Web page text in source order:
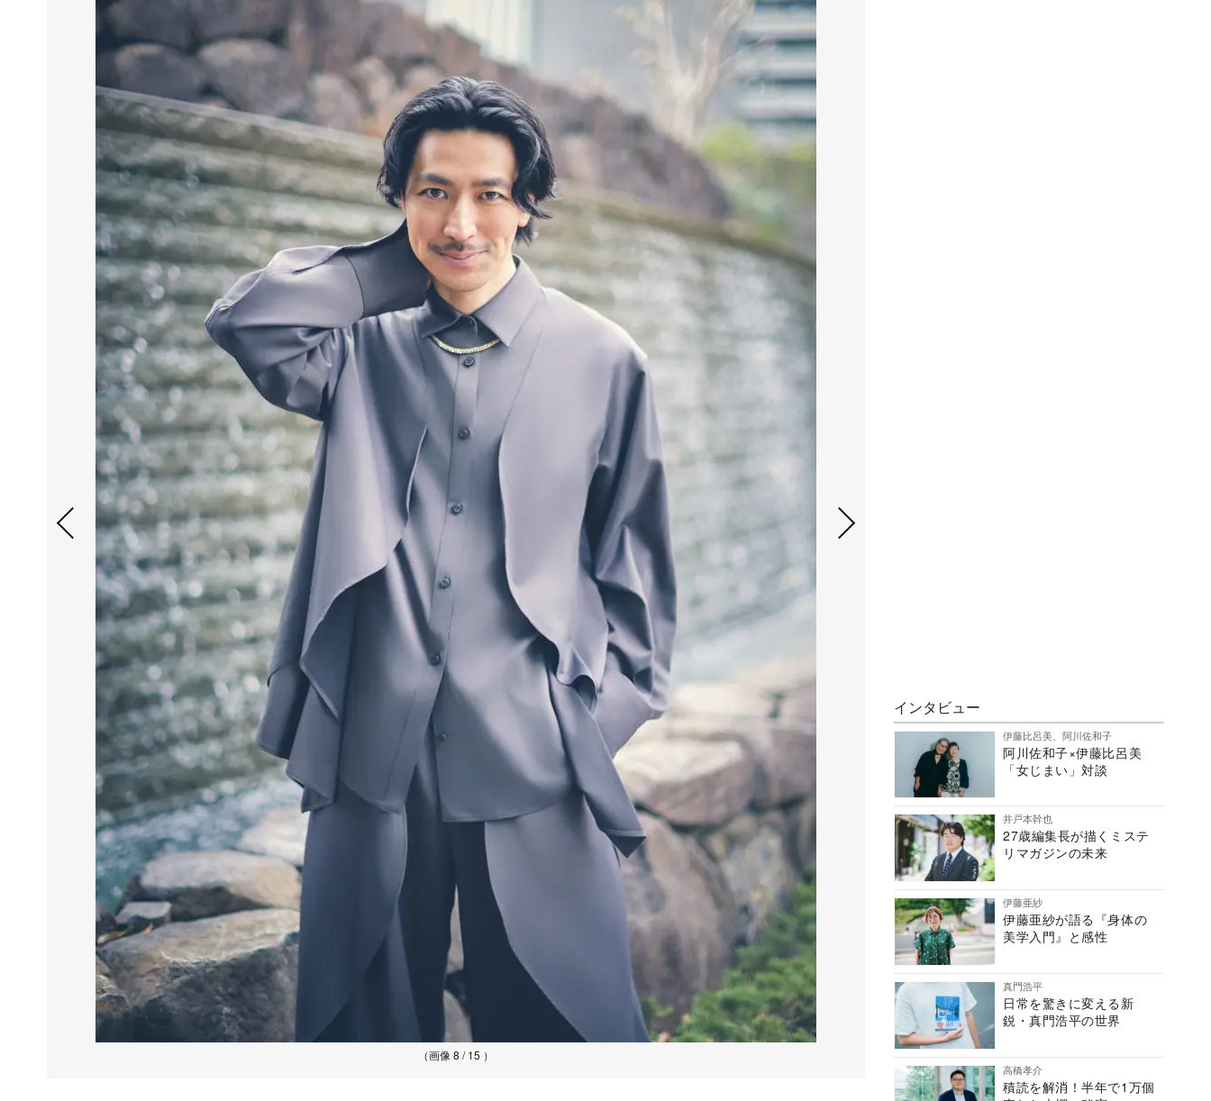
（画像 8 / 15 ）
インタビュー
伊藤比呂美、阿川佐和子
阿川佐和子×伊藤比呂美
「女じまい」対談
井戸本幹也
27歳編集長が描くミステ
リマガジンの未来
伊藤亜紗
伊藤亜紗が語る『身体の
美学入門』と感性
真門浩平
日常を驚きに変える新
鋭・真門浩平の世界
高橋孝介
積読を解消！半年で1万個